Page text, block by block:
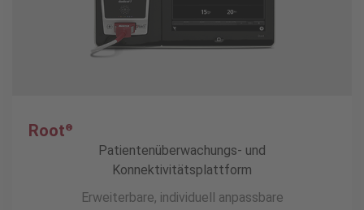
Root®
Patientenüberwachungs- und
Konnektivitätsplattform
Erweiterbare, individuell anpassbare